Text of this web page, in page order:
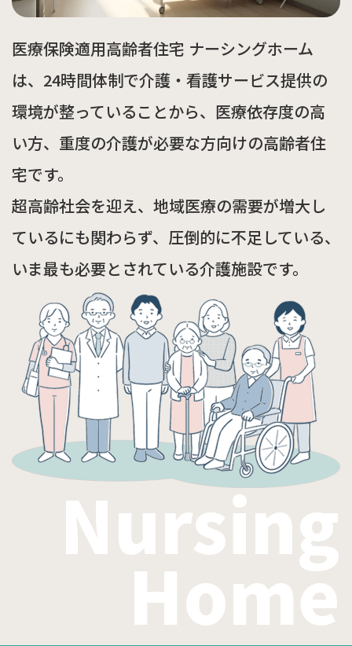
医療保険適用高齢者住宅 ナーシングホーム
は、 24時間体制で介護・看護サービス提供の
環境が整っていることから、 医療依存度の高
い方、重度の介護が必要な方向けの高齢者住
宅です。
超高齢社会を迎え、地域医療の需要が増大し
ているにも関わらず、 圧倒的に不足している、
いま最も必要とされている介護施設です。
Nursing
Home